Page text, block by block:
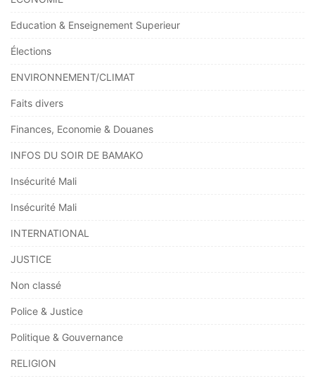
Education & Enseignement Superieur
Élections
ENVIRONNEMENT/CLIMAT
Faits divers
Finances, Economie & Douanes
INFOS DU SOIR DE BAMAKO
Insécurité Mali
Insécurité Mali
INTERNATIONAL
JUSTICE
Non classé
Police & Justice
Politique & Gouvernance
RELIGION